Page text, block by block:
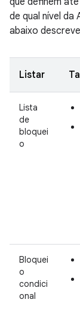
de qual nível da
abaixo
Listar
Lista
de
bloquei
o
Bloquei
o
condici
onal